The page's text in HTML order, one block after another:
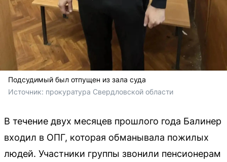
Подсудимый был отпущен из зала суда
Источник: прокуратура Свердловской области
В течение двух месяцев прошлого года Балинер
входил в ОПГ, которая обманывала пожилых
людей. Участники группы звонили пенсионерам